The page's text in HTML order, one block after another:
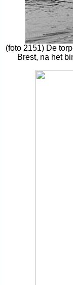
(foto 2151) De
Brest, na het